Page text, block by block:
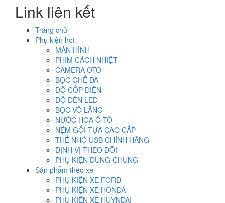
Link liên kết
Trang chủ
Phụ kiện hot
MÀN HÌNH
PHIM CÁCH NHIỆT
CAMERA OTO
BỌC GHẾ DA
ĐỘ CỐP ĐIỆN
ĐỘ ĐÈN LED
BỌC VÔ LĂNG
NƯỚC HOA Ô TÔ
NỆM GỐI TỰA CAO CẤP
THẺ NHỚ USB CHÍNH HÃNG
ĐỊNH VỊ THEO DÕI
PHỤ KIỆN DÙNG CHUNG
Sản phẩm theo xe
PHỤ KIỆN XE FORD
PHỤ KIỆN XE HONDA
PHỤ KIỆN XE HUYNDAI